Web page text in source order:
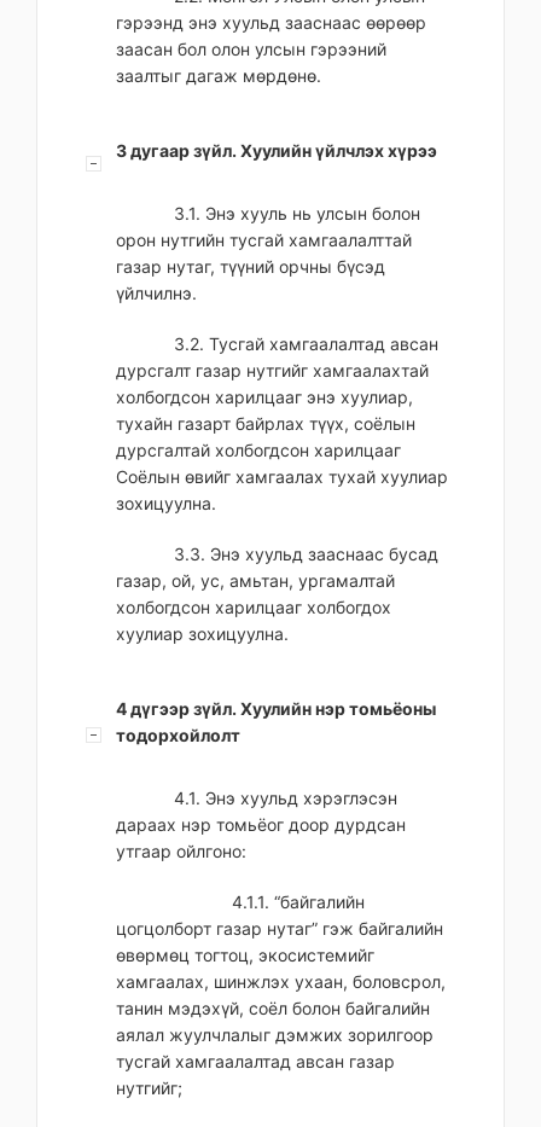
гэрээнд энэ хуульд зааснаас өөрөөр
заасан бол олон улсын гэрээний
заалтыг дагаж мөрдөнө.
3 дугаар зүйл. Хуулийн үйлчлэх хүрээ
3.1. Энэ хууль нь улсын болон
орон нутгийн тусгай хамгаалалттай
газар нутаг, түүний орчны бүсэд
үйлчилнэ.
3.2. Тусгай хамгаалалтад авсан
дурсгалт газар нутгийг хамгаалахтай
холбогдсон харилцааг энэ хуулиар,
тухайн газарт байрлах түүх, соёлын
дурсгалтай холбогдсон харилцааг
Соёлын өвийг хамгаалах тухай хуулиар
зохицуулна.
3.3. Энэ хуульд зааснаас бусад
газар, ой, ус, амьтан, ургамалтай
холбогдсон харилцааг холбогдох
хуулиар зохицуулна.
4 дүгээр зүйл. Хуулийн нэр томьёоны
тодорхойлолт
4.1. Энэ хуульд хэрэглэсэн
дараах нэр томьёог доор дурдсан
утгаар ойлгоно:
4.1.1. “байгалийн
цогцолборт газар нутаг” гэж байгалийн
өвөрмөц тогтоц, экосистемийг
хамгаалах, шинжлэх ухаан, боловсрол,
танин мэдэхүй, соёл болон байгалийн
аялал жуулчлалыг дэмжих зорилгоор
тусгай хамгаалалтад авсан газар
нутгийг;